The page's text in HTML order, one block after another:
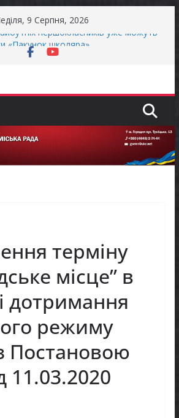
9 Серпня, 2026
першокласників уже можуть
«Пакунок школяра»
проводить опитування щодо
права осіб з інвалідністю на працю
Чернігівщини!
терміну
місце” в
дотримання
режиму
Постановою
11.03.2020